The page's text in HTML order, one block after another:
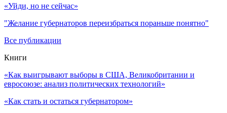
«Уйди, но не сейчас»
"Желание губернаторов переизбраться пораньше понятно"
Все публикации
Книги
«Как выигрывают выборы в США, Великобритании и
евросоюзе: анализ политических технологий»
«Как стать и остаться губернатором»